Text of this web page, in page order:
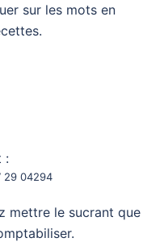
sur les mots en
:
29 04294
mettre le sucrant que